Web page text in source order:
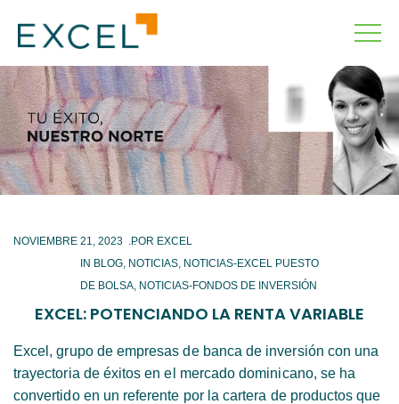
NOVIEMBRE 21, 2023
IN BLOG, NOTICIAS, NOTICIAS-EXCEL PUESTO
DE BOLSA, NOTICIAS-FONDOS DE INVERSIÓN
EXCEL: POTENCIANDO LA RENTA VARIABLE
Excel, grupo de empresas de banca de inversión con una
trayectoria de éxitos en el mercado dominicano, se ha
convertido en un referente por la cartera de productos que